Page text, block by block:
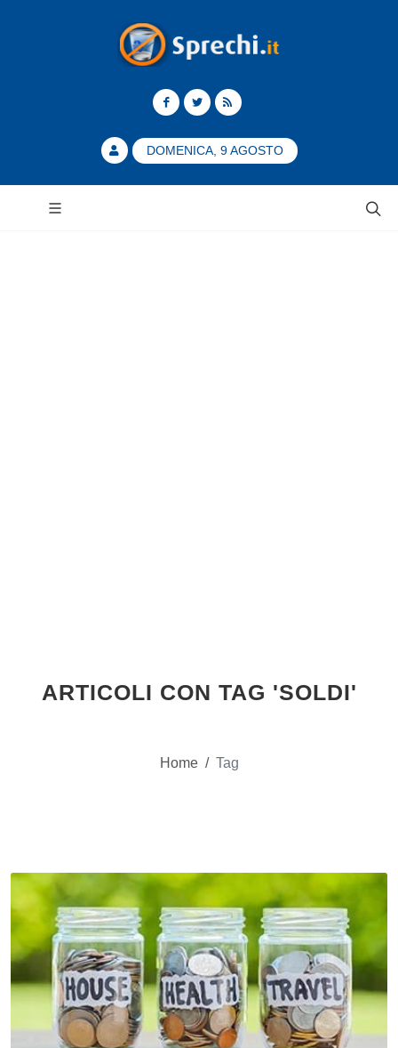
DOMENICA, 9 AGOSTO
ARTICOLI CON TAG 'SOLDI'
Home / Tag